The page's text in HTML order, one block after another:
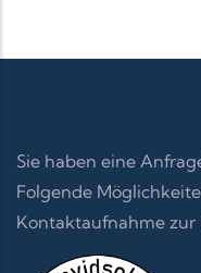
Sie haben eine
Folgende
Kontaktaufnahme